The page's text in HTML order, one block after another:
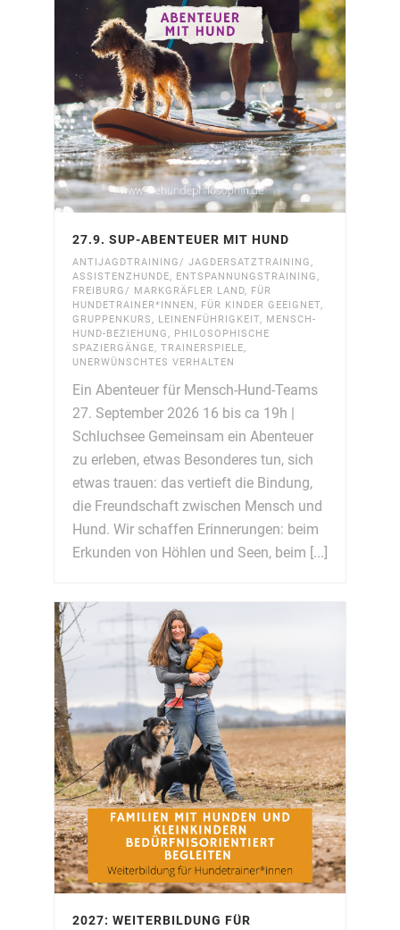
27.9. SUP-ABENTEUER MIT HUND
ANTIJAGDTRAINING/ JAGDERSATZTRAINING,
ASSISTENZHUNDE, ENTSPANNUNGSTRAINING,
FREIBURG/ MARKGRÄFLER LAND, FÜR
HUNDETRAINER*INNEN, FÜR KINDER GEEIGNET,
GRUPPENKURS, LEINENFÜHRIGKEIT, MENSCH-
HUND-BEZIEHUNG, PHILOSOPHISCHE
SPAZIERGÄNGE, TRAINERSPIELE,
UNERWÜNSCHTES VERHALTEN
Ein Abenteuer für Mensch-Hund-Teams
27. September 2026 16 bis ca 19h |
Schluchsee Gemeinsam ein Abenteuer
zu erleben, etwas Besonderes tun, sich
etwas trauen: das vertieft die Bindung,
die Freundschaft zwischen Mensch und
Hund. Wir schaffen Erinnerungen: beim
Erkunden von Höhlen und Seen, beim [...]
2027: WEITERBILDUNG FÜR